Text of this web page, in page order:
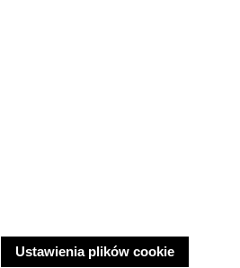
Ustawienia plików cookie